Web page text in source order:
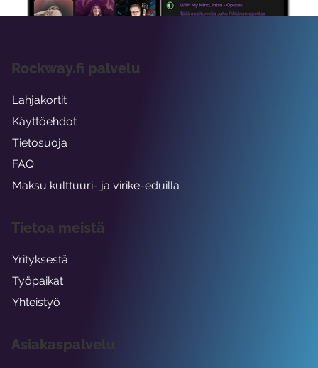
Asiakaspalvelu
Rockway.fi palvelu
Lahjakortit
Käyttöehdot
Tietosuoja
FAQ
Maksu kulttuuri- ja virike-eduilla
Tietoa meistä
Yrityksestä
Työpaikat
Yhteistyö